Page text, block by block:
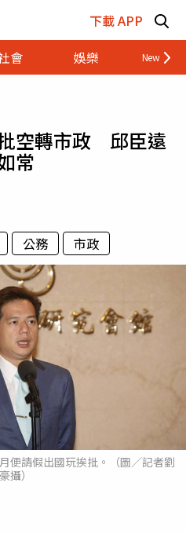
下載 APP
會 娛樂 財經
空轉市政 邱臣遠
常
公務 市政
便請假出國玩挨批。（圖／記者劉
攝）